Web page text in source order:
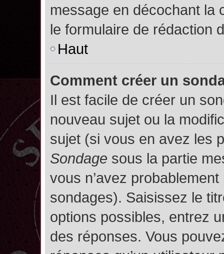
message en décochant la
le formulaire de rédaction
Haut
Comment créer un
Il est facile de créer un
nouveau sujet ou la
sujet (si vous en avez les
Sondage sous la partie
vous n’avez
sondages). Saisissez le
options possibles, entrez
des réponses. Vous